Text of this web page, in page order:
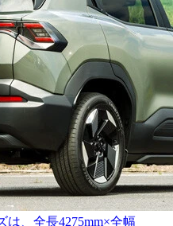
は、全長4275mm×全幅